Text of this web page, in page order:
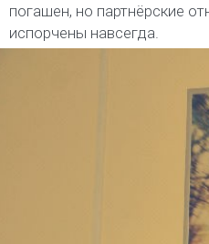
погашен, но партнёрские
испорчены навсегда.